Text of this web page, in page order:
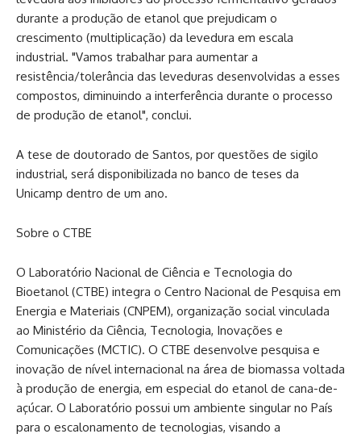
durante a produção de etanol que prejudicam o
crescimento (multiplicação) da levedura em escala
industrial. "Vamos trabalhar para aumentar a
resistência/tolerância das leveduras desenvolvidas a esses
compostos, diminuindo a interferência durante o processo
de produção de etanol", conclui.
A tese de doutorado de Santos, por questões de sigilo
industrial, será disponibilizada no banco de teses da
Unicamp dentro de um ano.
Sobre o CTBE
O Laboratório Nacional de Ciência e Tecnologia do
Bioetanol (CTBE) integra o Centro Nacional de Pesquisa em
Energia e Materiais (CNPEM), organização social vinculada
ao Ministério da Ciência, Tecnologia, Inovações e
Comunicações (MCTIC). O CTBE desenvolve pesquisa e
inovação de nível internacional na área de biomassa voltada
à produção de energia, em especial do etanol de cana-de-
açúcar. O Laboratório possui um ambiente singular no País
para o escalonamento de tecnologias, visando a